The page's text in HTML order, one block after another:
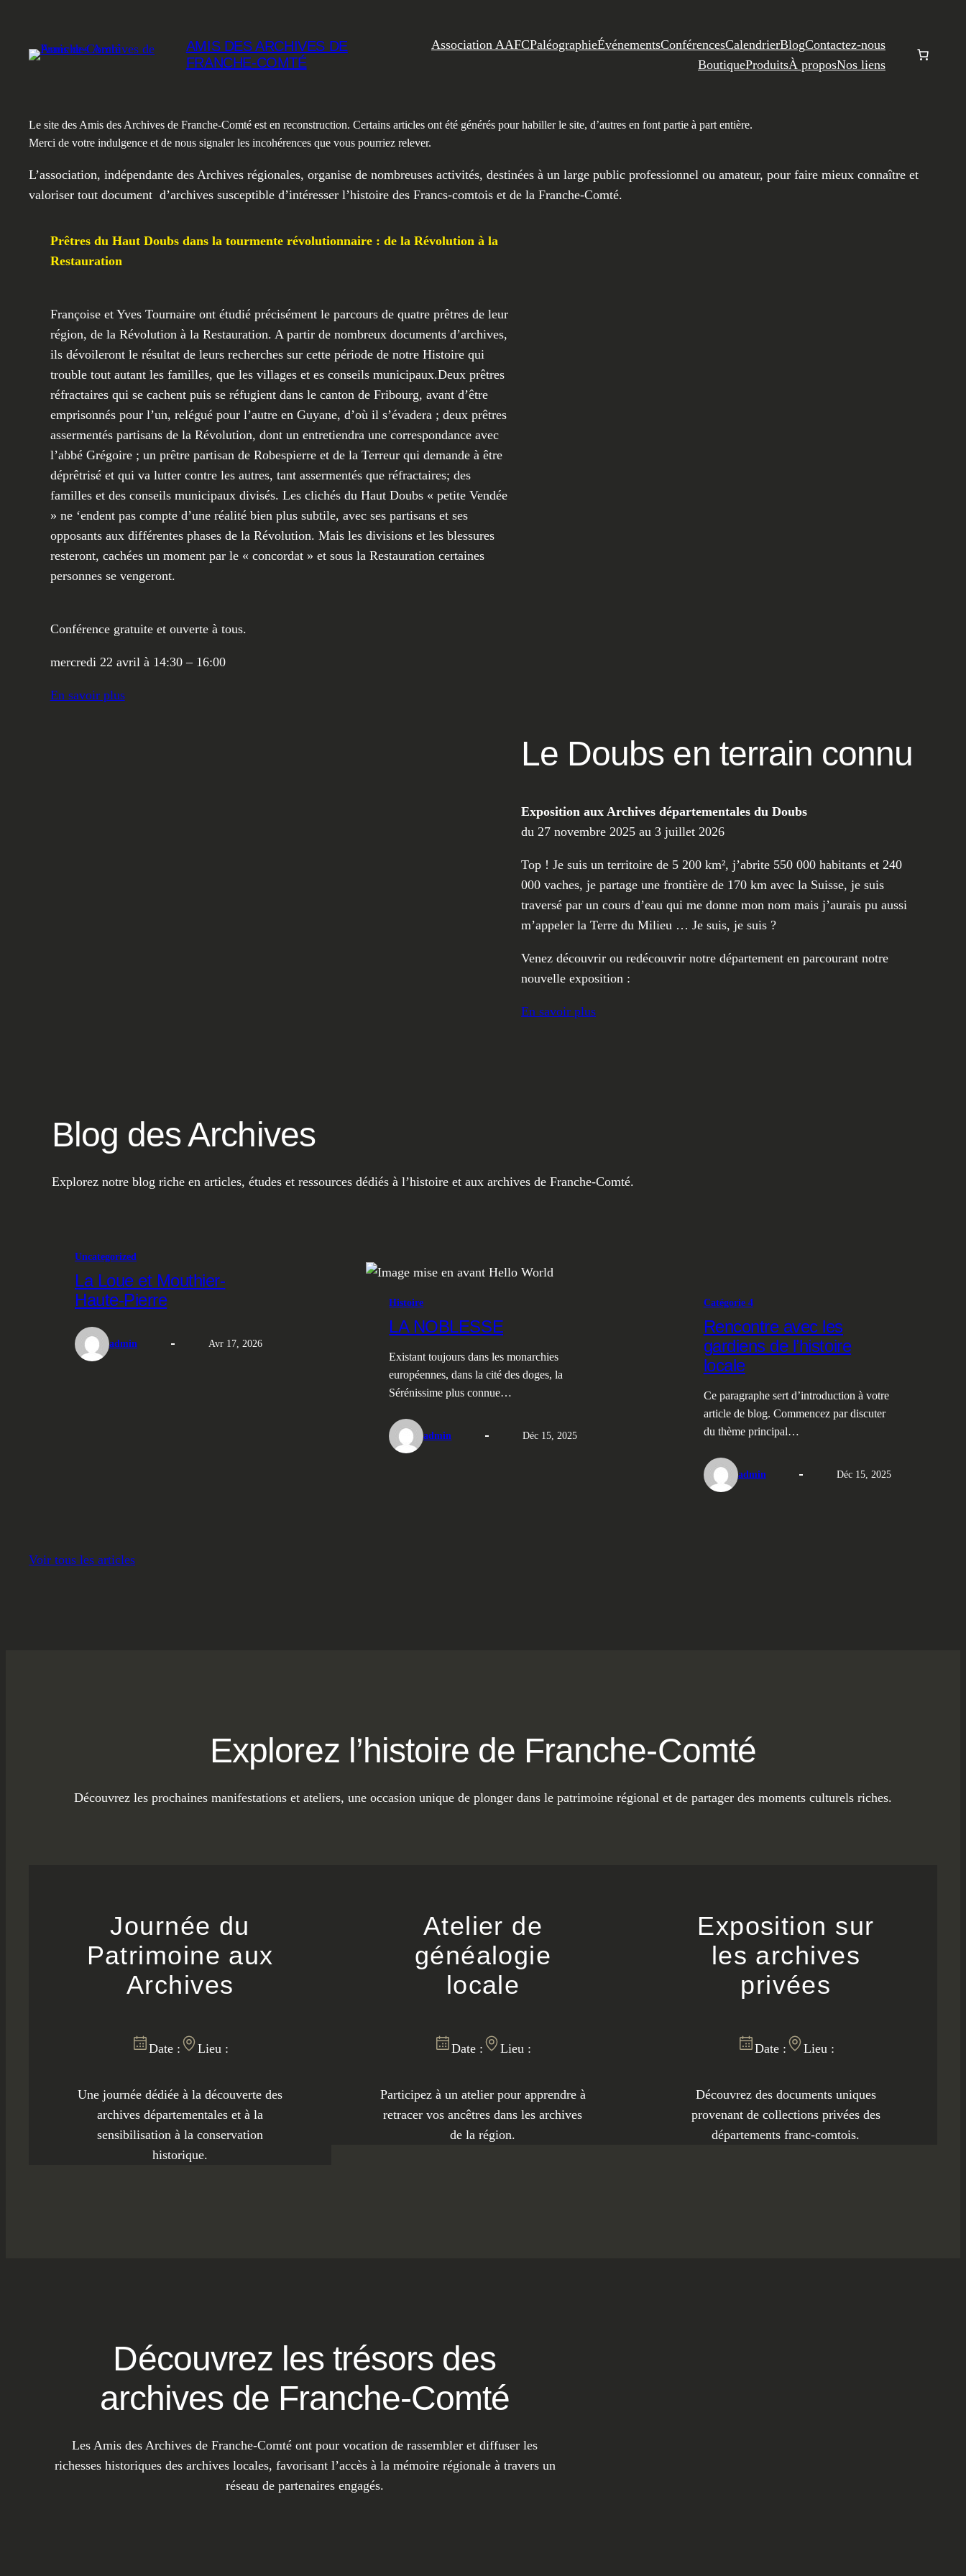
contenu
AMIS DES ARCHIVES DE
FRANCHE-COMTÉ
Association AAFCPaléographieÉvénementsConférencesCalendrierBlogContactez-nous
BoutiqueProduitsÀ proposNos liens
Le site des Amis des Archives de Franche-Comté est en reconstruction. Certains articles ont été générés pour habiller le site, d’autres en font partie à part entière.
Merci de votre indulgence et de nous signaler les incohérences que vous pourriez relever.
L’association, indépendante des Archives régionales, organise de nombreuses activités, destinées à un large public professionnel ou amateur, pour faire mieux connaître et
valoriser tout document d’archives susceptible d’intéresser l’histoire des Francs-comtois et de la Franche-Comté.
Prêtres du Haut Doubs dans la tourmente révolutionnaire : de la Révolution à la
Restauration
Françoise et Yves Tournaire ont étudié précisément le parcours de quatre prêtres de leur
région, de la Révolution à la Restauration. A partir de nombreux documents d’archives,
ils dévoileront le résultat de leurs recherches sur cette période de notre Histoire qui
trouble tout autant les familles, que les villages et es conseils municipaux.Deux prêtres
réfractaires qui se cachent puis se réfugient dans le canton de Fribourg, avant d’être
emprisonnés pour l’un, relégué pour l’autre en Guyane, d’où il s’évadera ; deux prêtres
assermentés partisans de la Révolution, dont un entretiendra une correspondance avec
l’abbé Grégoire ; un prêtre partisan de Robespierre et de la Terreur qui demande à être
déprêtrisé et qui va lutter contre les autres, tant assermentés que réfractaires; des
familles et des conseils municipaux divisés. Les clichés du Haut Doubs « petite Vendée
» ne ‘endent pas compte d’une réalité bien plus subtile, avec ses partisans et ses
opposants aux différentes phases de la Révolution. Mais les divisions et les blessures
resteront, cachées un moment par le « concordat » et sous la Restauration certaines
personnes se vengeront.
Conférence gratuite et ouverte à tous.
mercredi 22 avril à 14:30 – 16:00
En savoir plus
Le Doubs en terrain connu
Exposition aux Archives départementales du Doubs
du 27 novembre 2025 au 3 juillet 2026
Top ! Je suis un territoire de 5 200 km², j’abrite 550 000 habitants et 240
000 vaches, je partage une frontière de 170 km avec la Suisse, je suis
traversé par un cours d’eau qui me donne mon nom mais j’aurais pu aussi
m’appeler la Terre du Milieu … Je suis, je suis ?
Venez découvrir ou redécouvrir notre département en parcourant notre
nouvelle exposition :
En savoir plus
Blog des Archives
Explorez notre blog riche en articles, études et ressources dédiés à l’histoire et aux archives de Franche-Comté.
Uncategorized
La Loue et Mouthier-
Haute-Pierre
admin Avr 17, 2026
Histoire
LA NOBLESSE
Existant toujours dans les monarchies
européennes, dans la cité des doges, la
Sérénissime plus connue…
admin Déc 15, 2025
Catégorie 4
Rencontre avec les
gardiens de l’histoire
locale
Ce paragraphe sert d’introduction à votre
article de blog. Commencez par discuter
du thème principal…
admin Déc 15, 2025
Voir tous les articles
Explorez l’histoire de Franche-Comté
Découvrez les prochaines manifestations et ateliers, une occasion unique de plonger dans le patrimoine régional et de partager des moments culturels riches.
Journée du
Patrimoine aux
Archives
Date : Lieu :
Une journée dédiée à la découverte des
archives départementales et à la
sensibilisation à la conservation
historique.
Atelier de
généalogie
locale
Date : Lieu :
Participez à un atelier pour apprendre à
retracer vos ancêtres dans les archives
de la région.
Exposition sur
les archives
privées
Date : Lieu :
Découvrez des documents uniques
provenant de collections privées des
départements franc-comtois.
Découvrez les trésors des
archives de Franche-Comté
Les Amis des Archives de Franche-Comté ont pour vocation de rassembler et diffuser les
richesses historiques des archives locales, favorisant l’accès à la mémoire régionale à travers un
réseau de partenaires engagés.